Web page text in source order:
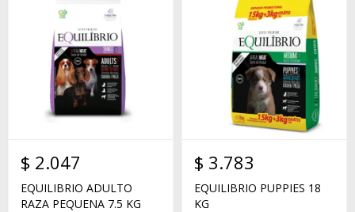
$ 2.047
EQUILIBRIO ADULTO
RAZA PEQUENA 7.5 KG
$ 3.783
EQUILIBRIO PUPPIES 18
KG